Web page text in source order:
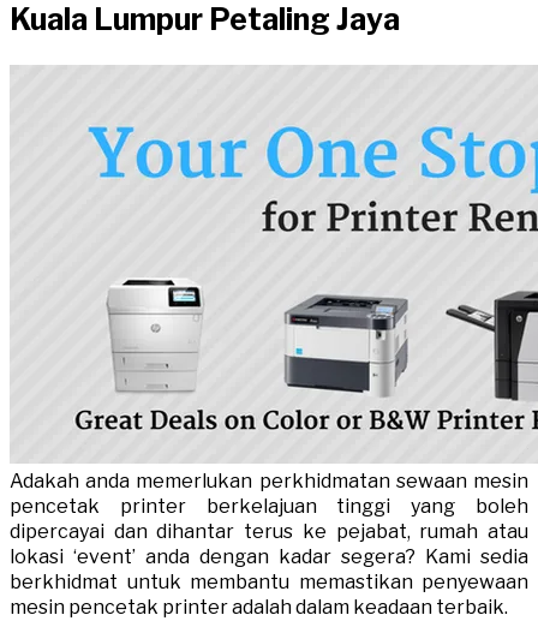
Kuala Lumpur Petaling Jaya
Adakah anda memerlukan perkhidmatan sewaan mesin
pencetak printer berkelajuan tinggi yang boleh
dipercayai dan dihantar terus ke pejabat, rumah atau
lokasi ‘event’ anda dengan kadar segera? Kami sedia
berkhidmat untuk membantu memastikan penyewaan
mesin pencetak printer adalah dalam keadaan terbaik.